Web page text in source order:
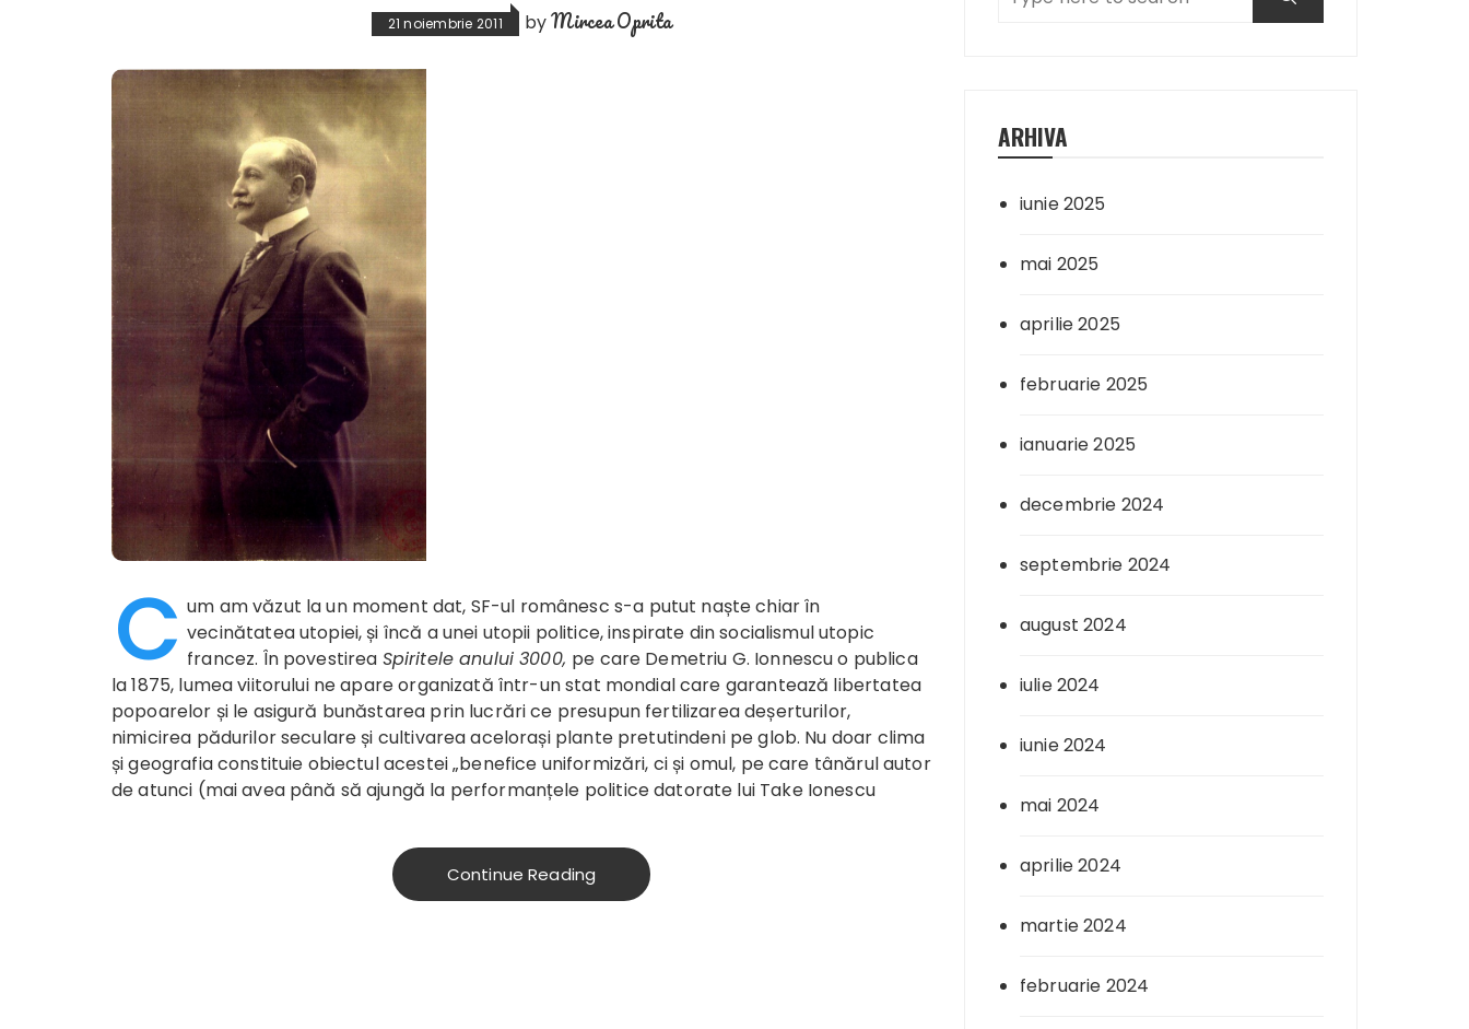
21 noiembrie 2011 byMircea Oprita
C um am văzut la un moment dat, SF-ul românesc s-a putut naște chiar în
vecinătatea utopiei, și încă a unei utopii politice, inspirate din socialismul utopic
francez. În povestirea Spiritele anului 3000, pe care Demetriu G. Ionnescu o publica
la 1875, lumea viitorului ne apare organizată într-un stat mondial care garantează libertatea
popoarelor și le asigură bunăstarea prin lucrări ce presupun fertilizarea deșerturilor,
nimicirea pădurilor seculare și cultivarea acelorași plante pretutindeni pe glob. Nu doar clima
și geografia constituie obiectul acestei „benefice uniformizări, ci și omul, pe care tânărul autor
de atunci (mai avea până să ajungă la performanțele politice datorate lui Take Ionescu
Continue Reading
ARHIVA
iunie 2025
mai 2025
aprilie 2025
februarie 2025
ianuarie 2025
decembrie 2024
septembrie 2024
august 2024
iulie 2024
iunie 2024
mai 2024
aprilie 2024
martie 2024
februarie 2024